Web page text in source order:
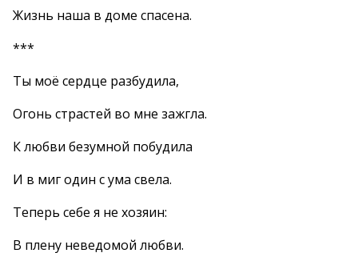
Жизнь наша в доме спасена.
***
Ты моё сердце разбудила,
Огонь страстей во мне зажгла.
К любви безумной побудила
И в миг один с ума свела.
Теперь себе я не хозяин:
В плену неведомой любви.